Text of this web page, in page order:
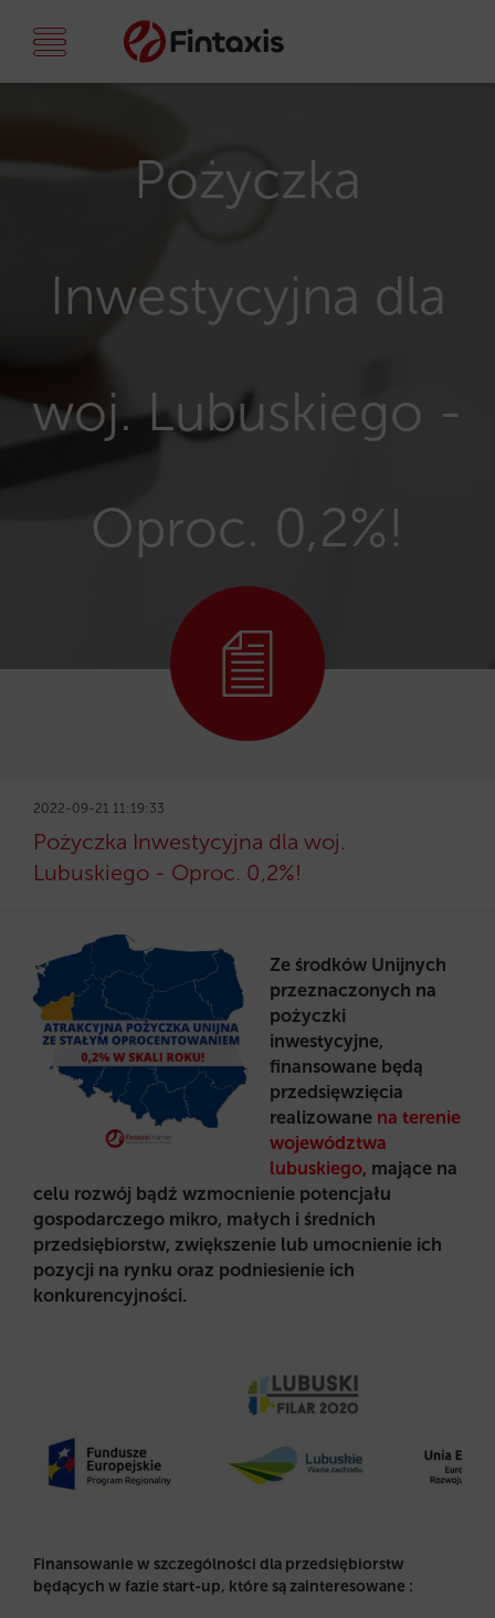
Pożyczka
Inwestycyjna dla
woj. Lubuskiego -
Oproc. 0,2%!
2022-09-21 11:19:33
Pożyczka Inwestycyjna dla woj.
Lubuskiego - Oproc. 0,2%!
Ze środków Unijnych
przeznaczonych na
pożyczki
inwestycyjne,
finansowane będą
przedsięwzięcia
realizowane na terenie
województwa
lubuskiego, mające na
celu rozwój bądź wzmocnienie potencjału
gospodarczego mikro, małych i średnich
przedsiębiorstw, zwiększenie lub umocnienie ich
pozycji na rynku oraz podniesienie ich
konkurencyjności.
Finansowanie w szczególności dla przedsiębiorstw
będących w fazie start-up, które są zainteresowane :